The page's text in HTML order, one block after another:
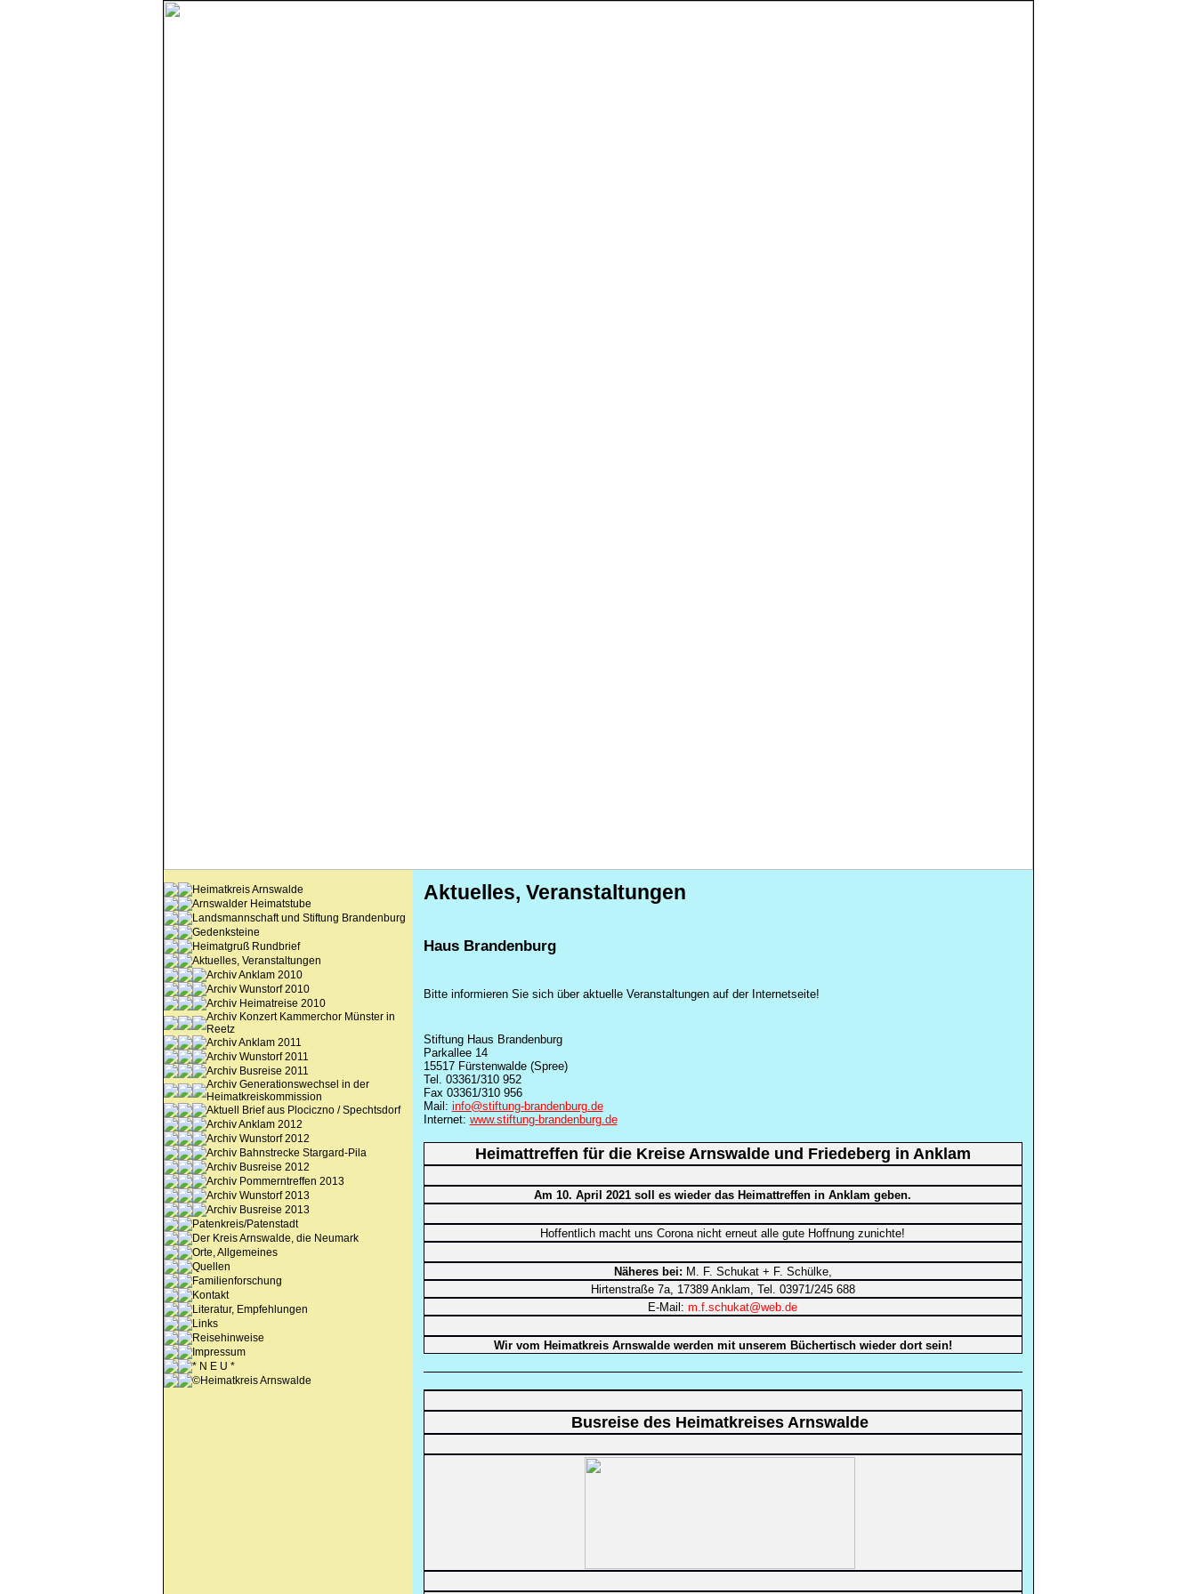
Heimatkreis Arnswalde
Arnswalder Heimatstube
Landsmannschaft und Stiftung Brandenburg
Gedenksteine
Heimatgruß Rundbrief
Aktuelles, Veranstaltungen
Archiv Anklam 2010
Archiv Wunstorf 2010
Archiv Heimatreise 2010
Archiv Konzert Kammerchor Münster in
Reetz
Archiv Anklam 2011
Archiv Wunstorf 2011
Archiv Busreise 2011
Archiv Generationswechsel in der
Heimatkreiskommission
Aktuell Brief aus Plociczno / Spechtsdorf
Archiv Anklam 2012
Archiv Wunstorf 2012
Archiv Bahnstrecke Stargard-Pila
Archiv Busreise 2012
Archiv Pommerntreffen 2013
Archiv Wunstorf 2013
Archiv Busreise 2013
Patenkreis/Patenstadt
Der Kreis Arnswalde, die Neumark
Orte, Allgemeines
Quellen
Familienforschung
Kontakt
Literatur, Empfehlungen
Links
Reisehinweise
Impressum
* N E U *
©Heimatkreis Arnswalde
Aktuelles, Veranstaltungen
Haus Brandenburg
Bitte informieren Sie sich über aktuelle Veranstaltungen auf der Internetseite!
Stiftung Haus Brandenburg
Parkallee 14
15517 Fürstenwalde (Spree)
Tel. 03361/310 952
Fax 03361/310 956
Mail: info@stiftung-brandenburg.de
Internet: www.stiftung-brandenburg.de
Heimattreffen für die Kreise Arnswalde und Friedeberg in Anklam
Am 10. April 2021 soll es wieder das Heimattreffen in Anklam geben.
Hoffentlich macht uns Corona nicht erneut alle gute Hoffnung zunichte!
Näheres bei: M. F. Schukat + F. Schülke,
Hirtenstraße 7a, 17389 Anklam, Tel. 03971/245 688
E-Mail: m.f.schukat@web.de
Wir vom Heimatkreis Arnswalde werden mit unserem Büchertisch wieder dort sein!
Busreise des Heimatkreises Arnswalde